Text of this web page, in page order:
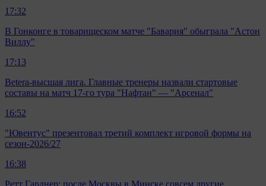
17:32
В Гонконге в товарищеском матче "Бавария" обыграла "Астон
Виллу"
17:13
Betera-высшая лига. Главные тренеры назвали стартовые
составы на матч 17-го тура "Нафтан" — "Арсенал"
16:52
"Ювентус" презентовал третий комплект игровой формы на
сезон-2026/27
16:38
Ретт Гарднер: после Москвы в Минске совсем другие